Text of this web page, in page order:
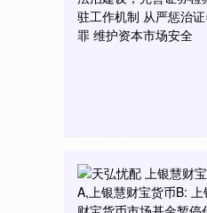
深证成指